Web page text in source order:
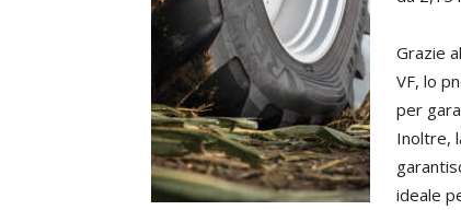
Grazie
VF, lo
per
Inoltre,
ideale